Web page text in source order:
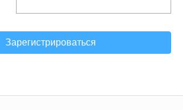
Зарегистрироваться